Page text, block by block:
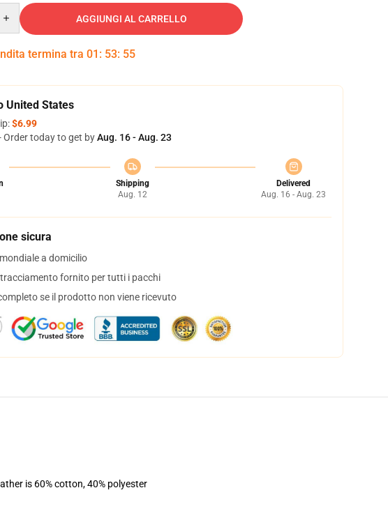
AGGIUNGI AL CARRELLO
termina tra 01 : 53: 54
United States
$6.99
Order today to get byAug. 16 - Aug. 23
Shipping
Aug. 12
Delivered
Aug. 16 - Aug. 23
sicura
a domicilio
fornito per tutti i pacchi
se il prodotto non viene ricevuto
is 60% cotton, 40% polyester